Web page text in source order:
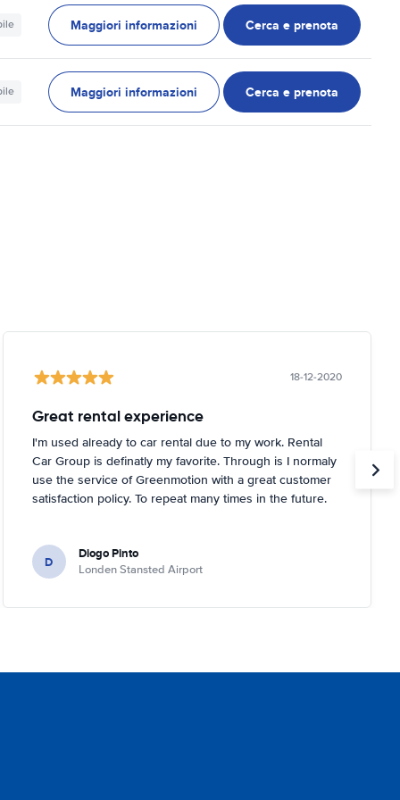
Maggiori informazioni Cerca e prenota
Maggiori informazioni Cerca e prenota
18-12-2020
Great rental experience
I'm used already to car rental due to my work. Rental
Car Group is definatly my favorite. Through is I normaly
use the service of Greenmotion with a great customer
satisfaction policy. To repeat many times in the future.
D Diogo Pinto
Londen Stansted Airport